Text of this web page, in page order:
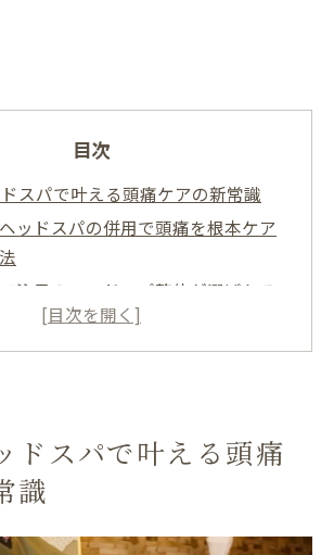
目次
スパで叶える頭痛ケアの新常識
ッドスパの併用で頭痛を根本ケア
注目のヘッドスパ整体が選ばれる
と肩こりへの整体×ヘッドスパ活
独自のアプローチと頭痛対策ま
体とヘッドスパで健康と美容を両
ドスパで叶える頭痛
識